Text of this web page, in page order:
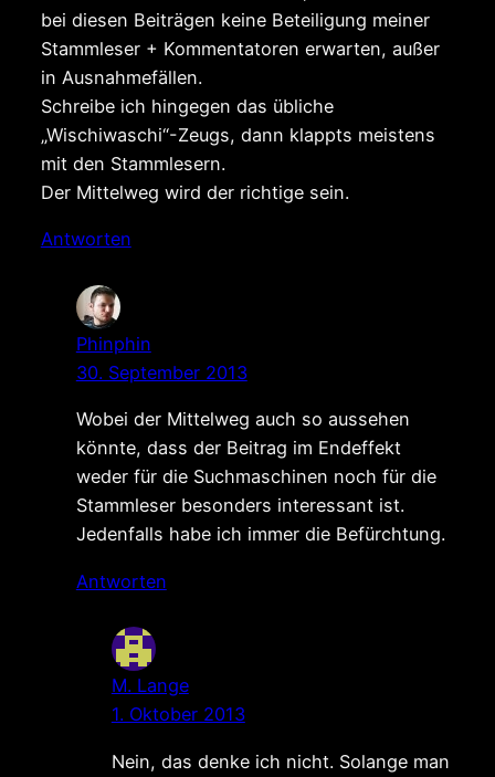
bei diesen Beiträgen keine Beteiligung meiner
Stammleser + Kommentatoren erwarten, außer
in Ausnahmefällen.
Schreibe ich hingegen das übliche
„Wischiwaschi“-Zeugs, dann klappts meistens
mit den Stammlesern.
Der Mittelweg wird der richtige sein.
Antworten
Phinphin
30. September 2013
Wobei der Mittelweg auch so aussehen
könnte, dass der Beitrag im Endeffekt
weder für die Suchmaschinen noch für die
Stammleser besonders interessant ist.
Jedenfalls habe ich immer die Befürchtung.
Antworten
M. Lange
1. Oktober 2013
Nein, das denke ich nicht. Solange man